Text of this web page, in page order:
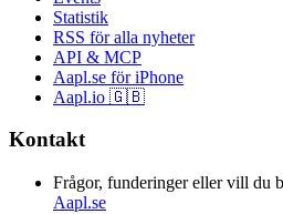
Statistik
RSS för alla nyheter
API & MCP
Aapl.se för iPhone
Aapl.io 🇬🇧
Kontakt
Frågor, funderinger eller vill du
Aapl.se